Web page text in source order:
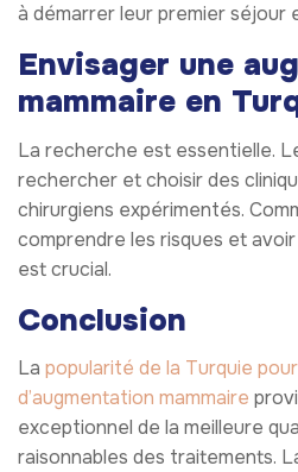
à démarrer leur premier séjour
Envisager une
mammaire en
La recherche est essentielle.
rechercher et choisir des
chirurgiens expérimentés.
comprendre les risques et
est crucial.
Conclusion
La popularité de la Turquie
d’augmentation mammaire
exceptionnel de la meilleure
raisonnables des traitements.